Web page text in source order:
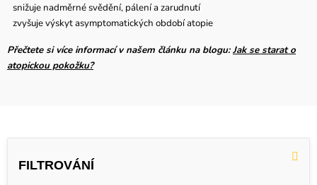
snižuje nadměrné svědění, pálení a zarudnutí
zvyšuje výskyt asymptomatických období atopie
Přečtete si více informací v našem článku na blogu:Jak se starat o
atopickou pokožku?
V